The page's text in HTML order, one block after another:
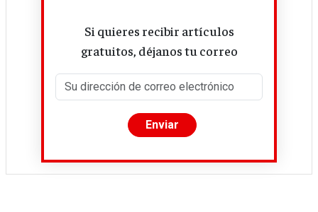
Si quieres recibir artículos
gratuitos, déjanos tu correo